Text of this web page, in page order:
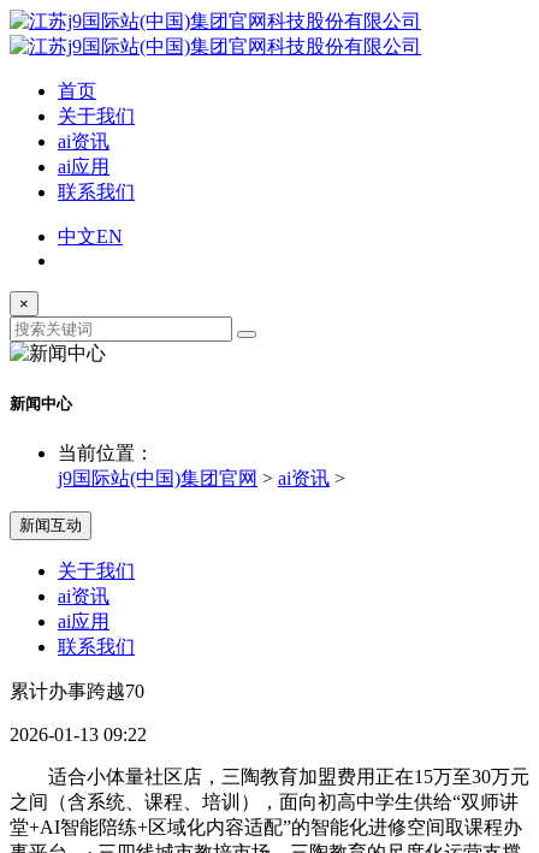
首页
关于我们
ai资讯
ai应用
联系我们
中文EN
×
新闻中心
当前位置：
j9国际站(中国)集团官网 > ai资讯 >
新闻互动
关于我们
ai资讯
ai应用
联系我们
累计办事跨越70
2026-01-13 09:22
适合小体量社区店，三陶教育加盟费用正在15万至30万元
之间（含系统、课程、培训），面向初高中学生供给“双师讲
堂+AI智能陪练+区域化内容适配”的智能化进修空间取课程办